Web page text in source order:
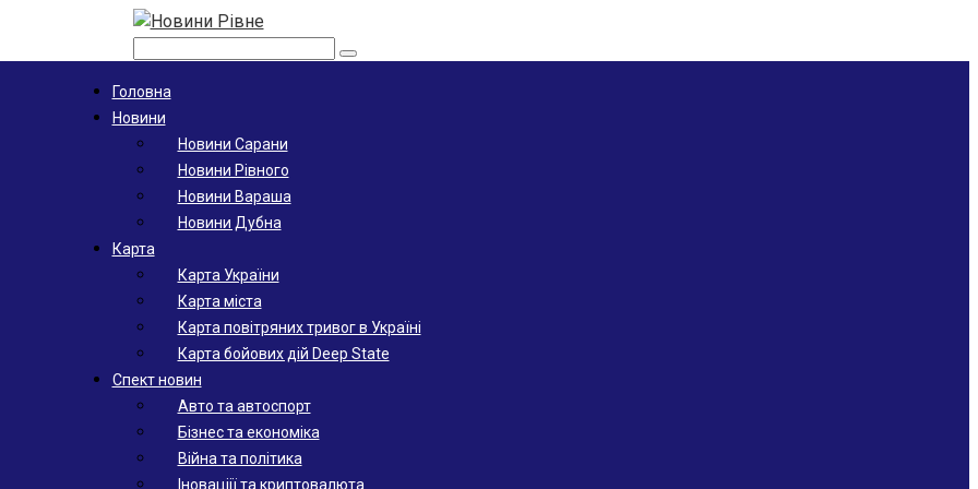
Головна
Новини
Новини Сарани
Новини Рівного
Новини Вараша
Новини Дубна
Карта
Карта України
Карта міста
Карта повітряних тривог в Україні
Карта бойових дій Deep State
Спект новин
Авто та автоспорт
Бізнес та економіка
Війна та політика
Іноваціії та криптовалюта